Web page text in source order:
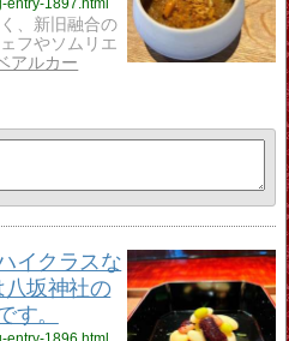
、新旧融合の
フやソムリエ
アルカー
イクラスな
坂神社の
す。